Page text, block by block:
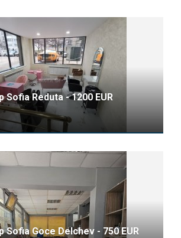
Sofia Reduta - 1200 EUR
Sofia Goce Delchev - 750 EUR